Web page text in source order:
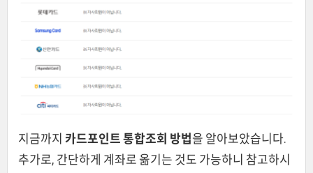
지금까지 카드포인트 통합조회 방법을 알아보았습니다.
추가로, 간단하게 계좌로 옮기는 것도 가능하니 참고하시